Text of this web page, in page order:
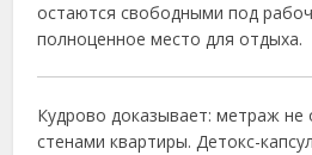
остаются свободными под
полноценное место для отдыха.
Кудрово доказывает: метраж не
стенами квартиры. Детокс-